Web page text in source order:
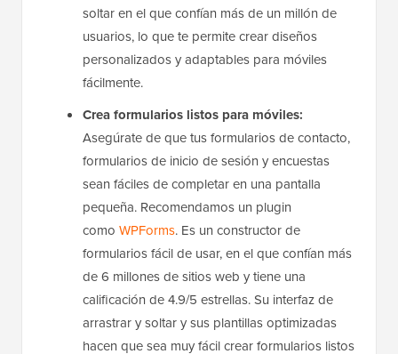
usar un plugin comoSeedProd . Es un
constructor de páginas visual de arrastrar y
soltar en el que confían más de un millón de
usuarios, lo que te permite crear diseños
Crea formularios listos para móviles:
Asegúrate de que tus formularios de contacto,
formularios de inicio de sesión y encuestas
sean fáciles de completar en una pantalla
pequeña. Recomendamos un plugin
comoWPForms. Es un constructor de
formularios fácil de usar, en el que confían más
de 6 millones de sitios web y tiene una
calificación de 4.9/5 estrellas. Su interfaz de